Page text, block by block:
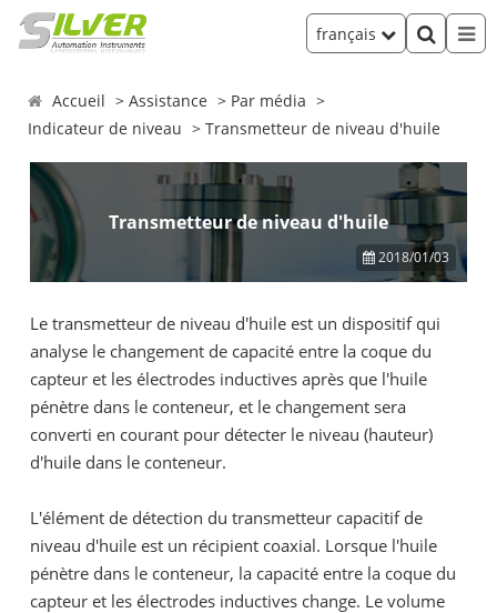
français
Accueil Assistance
Par média
Indicateur de niveau
Transmetteur de niveau d'huile
Transmetteur de niveau d'huile
2018/01/03
Le transmetteur de niveau d'huile est un dispositif qui
analyse le changement de capacité entre la coque du
capteur et les électrodes inductives après que l'huile
pénètre dans le conteneur, et le changement sera
converti en courant pour détecter le niveau (hauteur)
d'huile dans le conteneur.
L'élément de détection du transmetteur capacitif de
niveau d'huile est un récipient coaxial. Lorsque l'huile
pénètre dans le conteneur, la capacité entre la coque du
capteur et les électrodes inductives change. Le volume